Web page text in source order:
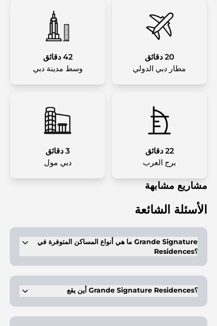
20 دقائق
مطار دبي الدولي
42 دقائق
وسط مدينة دبي
22 دقائق
برج العرب
3 دقائق
دبي مول
مشاريع مشابهة
الأسئلة الشائعة
ما هي أنواع المساكن المتوفرة في Grande Signature
Residences؟
غرف نوم.
أين يقع Grande Signature Residences؟